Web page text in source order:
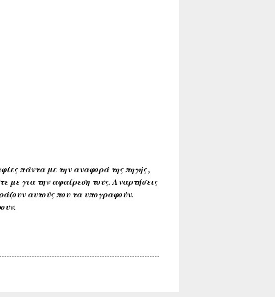
πάντα με την αναφορά της πηγής ,
με για την αφαίρεση τους. Αναρτήσεις
αυτούς που τα υπογραφούν.